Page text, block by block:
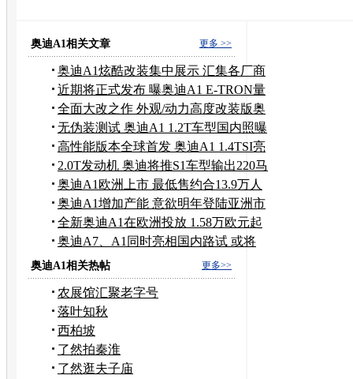
更多 >>
奥迪A1相关文章
奥迪A1炫酷改装集中展示 汇集各厂商
作品
近期将正式发布 曝奥迪A1 E-TRON量
产版
全面大改之作 外观/动力高度改装版奥
迪A1
无伪装测试 奥迪A1 1.2T车型国内照曝
光
高性能版本全球首发 奥迪A1 1.4TSI亮
相
2.0T发动机 奥迪将推S1车型输出220马
力
奥迪A1欧洲上市 最低售约合13.9万人
民币
奥迪A1增加产能 意欲明年登陆亚洲市
场
全新奥迪A1在欧洲投放 1.58万欧元起
售
奥迪A7、A1同时亮相国内路试 或将
引进
更多>>
奥迪A1相关热帖
农展馆汇聚老字号
落叶知秋
西柏坡
了然拍秦淮
了然逛夫子庙